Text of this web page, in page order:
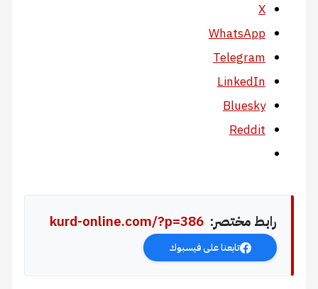
X
WhatsApp
Telegram
LinkedIn
Bluesky
Reddit
رابط مختصر: kurd-online.com/?p=386
تابعنا على فيسبوك